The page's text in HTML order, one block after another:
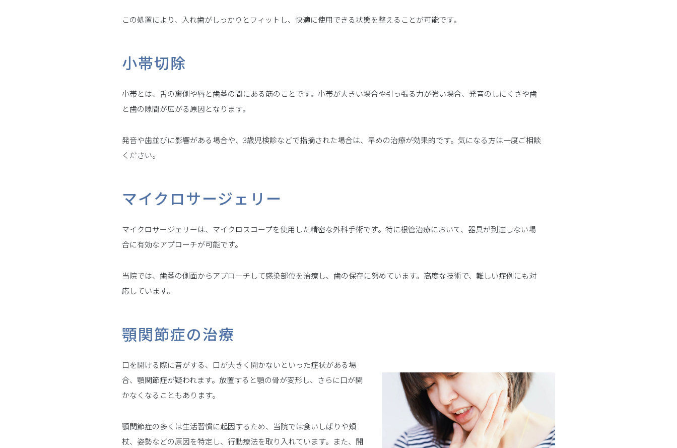
この処置により、入れ歯がしっかりとフィットし、快適に使用できる状態を整えることが可能です。
小帯切除
小帯とは、舌の裏側や唇と歯茎の間にある筋のことです。小帯が大きい場合や引っ張る力が強い場合、発音のしにくさや歯
と歯の隙間が広がる原因となります。
発音や歯並びに影響がある場合や、3歳児検診などで指摘された場合は、早めの治療が効果的です。気になる方は一度ご相談
ください。
マイクロサージェリー
マイクロサージェリーは、マイクロスコープを使用した精密な外科手術です。特に根管治療において、器具が到達しない場
合に有効なアプローチが可能です。
当院では、歯茎の側面からアプローチして感染部位を治療し、歯の保存に努めています。高度な技術で、難しい症例にも対
応しています。
顎関節症の治療
口を開ける際に音がする、口が大きく開かないといった症状がある場
合、顎関節症が疑われます。放置すると顎の骨が変形し、さらに口が開
かなくなることもあります。
顎関節症の多くは生活習慣に起因するため、当院では食いしばりや頬
杖、姿勢などの原因を特定し、行動療法を取り入れています。また、開